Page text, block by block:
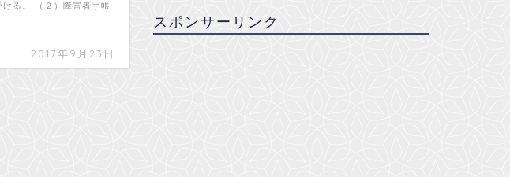
2017年9月23日
る。 （２）障害者手帳
スポンサーリンク